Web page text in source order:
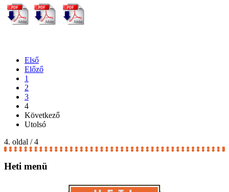
Első
Előző
1
2
3
4
Következő
Utolsó
4. oldal / 4
Heti menü